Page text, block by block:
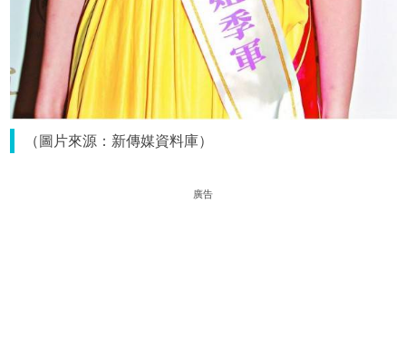
（圖片來源：新傳媒資料庫）
廣告